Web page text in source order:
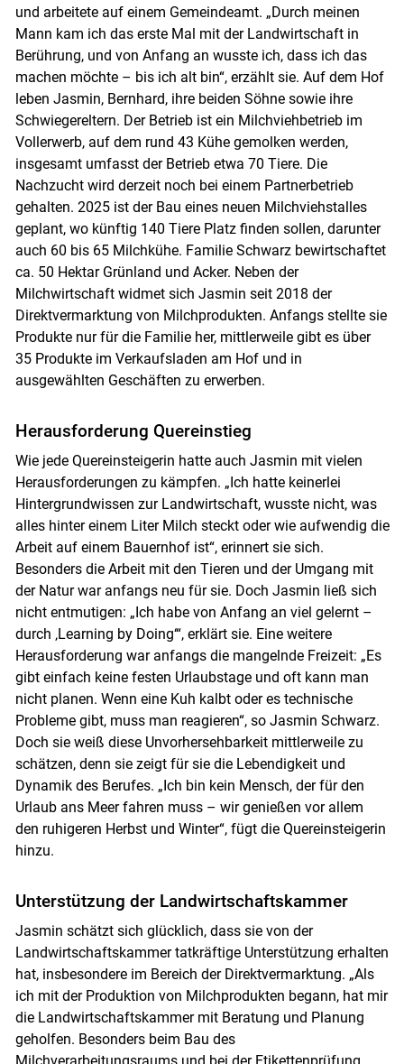
Skip to main content
und arbeitete auf einem Gemeindeamt. „Durch meinen
Mann kam ich das erste Mal mit der Landwirtschaft in
Berührung, und von Anfang an wusste ich, dass ich das
machen möchte – bis ich alt bin“, erzählt sie. Auf dem Hof
leben Jasmin, Bernhard, ihre beiden Söhne sowie ihre
Schwiegereltern. Der Betrieb ist ein Milchviehbetrieb im
Vollerwerb, auf dem rund 43 Kühe gemolken werden,
insgesamt umfasst der Betrieb etwa 70 Tiere. Die
Nachzucht wird derzeit noch bei einem Partnerbetrieb
gehalten. 2025 ist der Bau eines neuen Milchviehstalles
geplant, wo künftig 140 Tiere Platz finden sollen, darunter
auch 60 bis 65 Milchkühe. Familie Schwarz bewirtschaftet
ca. 50 Hektar Grünland und Acker. Neben der
Milchwirtschaft widmet sich Jasmin seit 2018 der
Direktvermarktung von Milchprodukten. Anfangs stellte sie
Produkte nur für die Familie her, mittlerweile gibt es über
35 Produkte im Verkaufsladen am Hof und in
ausgewählten Geschäften zu erwerben.
Herausforderung Quereinstieg
Wie jede Quereinsteigerin hatte auch Jasmin mit vielen
Herausforderungen zu kämpfen. „Ich hatte keinerlei
Hintergrundwissen zur Landwirtschaft, wusste nicht, was
alles hinter einem Liter Milch steckt oder wie aufwendig die
Arbeit auf einem Bauernhof ist“, erinnert sie sich.
Besonders die Arbeit mit den Tieren und der Umgang mit
der Natur war anfangs neu für sie. Doch Jasmin ließ sich
nicht entmutigen: „Ich habe von Anfang an viel gelernt –
durch ‚Learning by Doing‘“, erklärt sie. Eine weitere
Herausforderung war anfangs die mangelnde Freizeit: „Es
gibt einfach keine festen Urlaubstage und oft kann man
nicht planen. Wenn eine Kuh kalbt oder es technische
Probleme gibt, muss man reagieren“, so Jasmin Schwarz.
Doch sie weiß diese Unvorhersehbarkeit mittlerweile zu
schätzen, denn sie zeigt für sie die Lebendigkeit und
Dynamik des Berufes. „Ich bin kein Mensch, der für den
Urlaub ans Meer fahren muss – wir genießen vor allem
den ruhigeren Herbst und Winter“, fügt die Quereinsteigerin
hinzu.
Unterstützung der Landwirtschaftskammer
Jasmin schätzt sich glücklich, dass sie von der
Landwirtschaftskammer tatkräftige Unterstützung erhalten
hat, insbesondere im Bereich der Direktvermarktung. „Als
ich mit der Produktion von Milchprodukten begann, hat mir
die Landwirtschaftskammer mit Beratung und Planung
geholfen. Besonders beim Bau des
Milchverarbeitungsraums und bei der Etikettenprüfung